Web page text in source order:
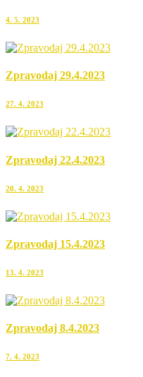
4. 5. 2023
Zpravodaj 29.4.2023
27. 4. 2023
Zpravodaj 22.4.2023
20. 4. 2023
Zpravodaj 15.4.2023
13. 4. 2023
Zpravodaj 8.4.2023
7. 4. 2023